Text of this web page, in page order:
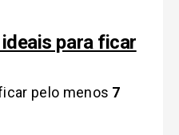
para ficar
pelo menos 7